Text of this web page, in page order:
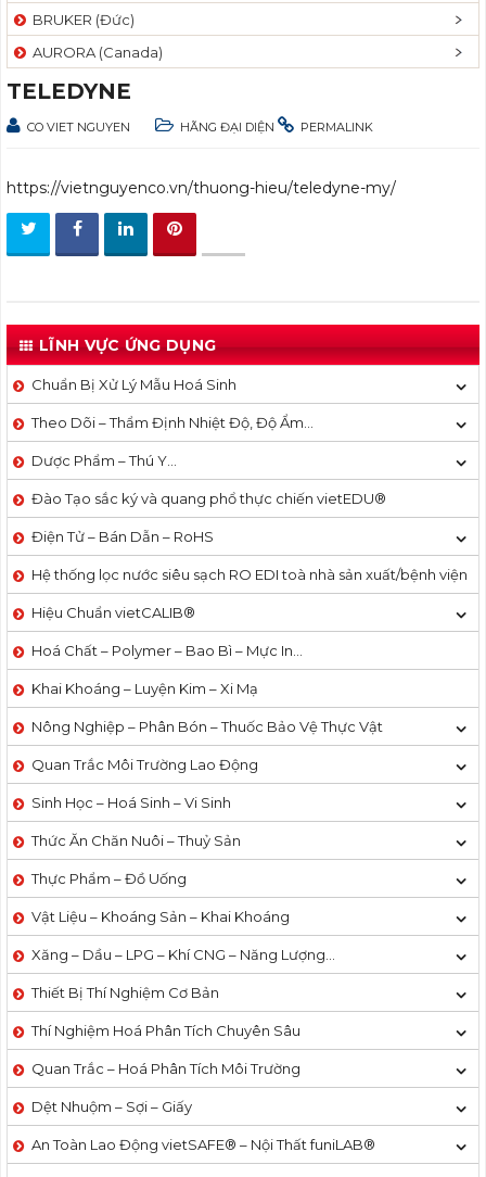
BRUKER (Đức)
AURORA (Canada)
TELEDYNE
CO VIET NGUYEN HÃNG ĐẠI DIỆN PERMALINK
https://vietnguyenco.vn/thuong-hieu/teledyne-my/
LĨNH VỰC ỨNG DỤNG
Chuẩn Bị Xử Lý Mẫu Hoá Sinh
Theo Dõi – Thẩm Định Nhiệt Độ, Độ Ẩm…
Dược Phẩm – Thú Y…
Đào Tạo sắc ký và quang phổ thực chiến vietEDU®
Điện Tử – Bán Dẫn – RoHS
Hệ thống lọc nước siêu sạch RO EDI​​ toà nhà sản xuất/bệnh viện
Hiệu Chuẩn vietCALIB®
Hoá Chất – Polymer – Bao Bì – Mực In…
Khai Khoáng – Luyện Kim – Xi Mạ
Nông Nghiệp – Phân Bón – Thuốc Bảo Vệ Thực Vật
Quan Trắc Môi Trường Lao Động
Sinh Học – Hoá Sinh – Vi Sinh
Thức Ăn Chăn Nuôi – Thuỷ Sản
Thực Phẩm – Đồ Uống
Vật Liệu – Khoáng Sản – Khai Khoáng
Xăng – Dầu – LPG – Khí CNG – Năng Lượng…
Thiết Bị Thí Nghiệm Cơ Bản
Thí Nghiệm Hoá Phân Tích Chuyên Sâu
Quan Trắc – Hoá Phân Tích Môi Trường
Dệt Nhuộm – Sợi – Giấy
An Toàn Lao Động vietSAFE® – Nội Thất funiLAB®